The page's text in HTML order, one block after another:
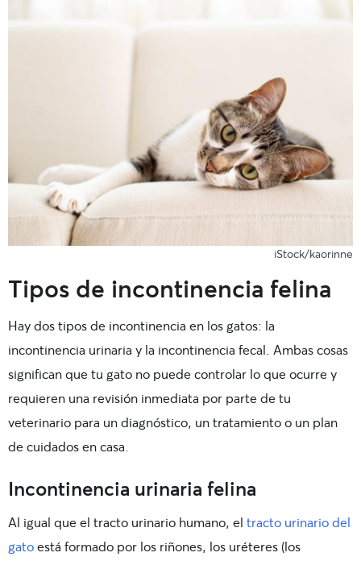
iStock/kaorinne
Tipos de incontinencia felina
Hay dos tipos de incontinencia en los gatos: la
incontinencia urinaria y la incontinencia fecal. Ambas cosas
significan que tu gato no puede controlar lo que ocurre y
requieren una revisión inmediata por parte de tu
veterinario para un diagnóstico, un tratamiento o un plan
de cuidados en casa.
Incontinencia urinaria felina
Al igual que el tracto urinario humano, el tracto urinario del
gatoestá formado por los riñones, los uréteres (los